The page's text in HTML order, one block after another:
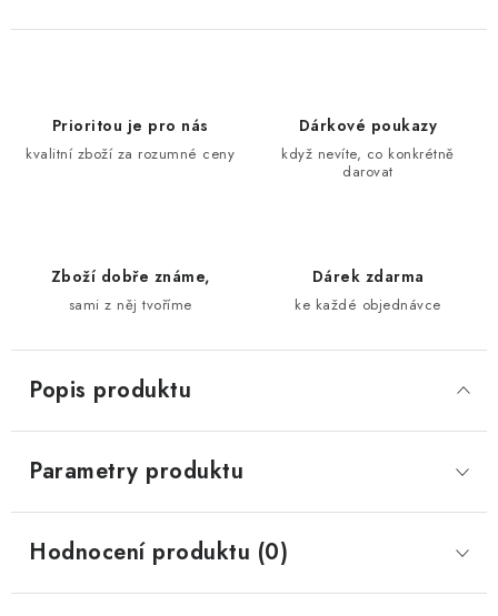
Prioritou je pro nás
kvalitní zboží za rozumné ceny
Dárkové poukazy
když nevíte, co konkrétně
darovat
Zboží dobře známe,
sami z něj tvoříme
Dárek zdarma
ke každé objednávce
Popis produktu
Parametry produktu
Hodnocení produktu (0)